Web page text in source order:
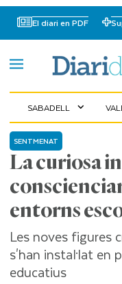
El diari en PDF
SABADELL expand_more
La curiosa
entorns
SENTMENAT
Les noves figures
s'han instal·lat en
educatius